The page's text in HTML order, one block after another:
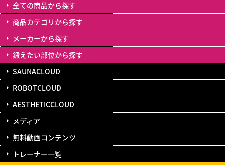
全ての商品から探す
商品カテゴリから探す
メーカーから探す
鍛えたい部位から探す
SAUNACLOUD
ROBOTCLOUD
AESTHETICCLOUD
メディア
無料動画コンテンツ
トレーナー一覧